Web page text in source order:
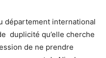
département international
duplicité qu’elle cherche
de ne prendre